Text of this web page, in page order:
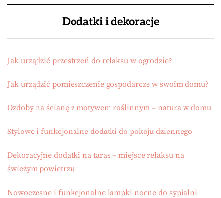
Dodatki i dekoracje
Jak urządzić przestrzeń do relaksu w ogrodzie?
Jak urządzić pomieszczenie gospodarcze w swoim domu?
Ozdoby na ścianę z motywem roślinnym – natura w domu
Stylowe i funkcjonalne dodatki do pokoju dziennego
Dekoracyjne dodatki na taras – miejsce relaksu na
świeżym powietrzu
Nowoczesne i funkcjonalne lampki nocne do sypialni